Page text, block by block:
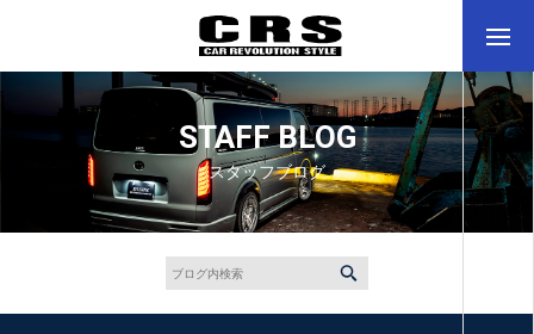
STAFF BLOG
スタッフブログ